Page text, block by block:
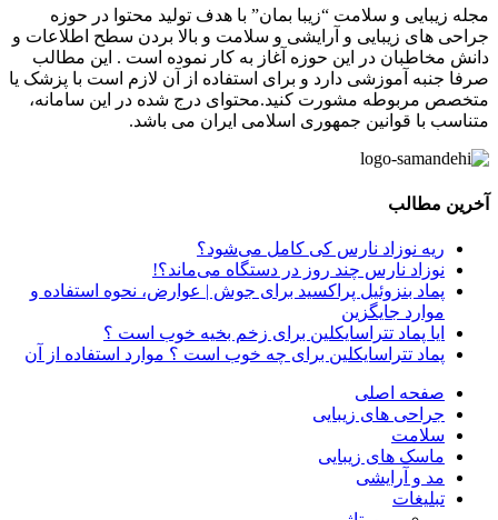
مجله زیبایی و سلامت “زیبا بمان” با هدف تولید محتوا در حوزه
جراحی های زیبایی و آرایشی و سلامت و بالا بردن سطح اطلاعات و
دانش مخاطبان در این حوزه آغاز به کار نموده است . این مطالب
صرفا جنبه آموزشی دارد و برای استفاده از آن لازم است با پزشک یا
متخصص مربوطه مشورت کنید.محتوای درج شده در این سامانه،
متناسب با قوانین جمهوری اسلامی ایران می باشد.
آخرین مطالب
ریه نوزاد نارس کی کامل می‌شود؟
نوزاد نارس چند روز در دستگاه می‌ماند؟!
پماد بنزوئیل پراکسید برای جوش | عوارض، نحوه استفاده و
موارد جایگزین
ایا پماد تتراسایکلین برای زخم بخیه خوب است ؟
پماد تتراسایکلین برای چه خوب است ؟ موارد استفاده از آن
صفحه اصلی
جراحی های زیبایی
سلامت
ماسک های زیبایی
مد و آرایشی
تبلیغات